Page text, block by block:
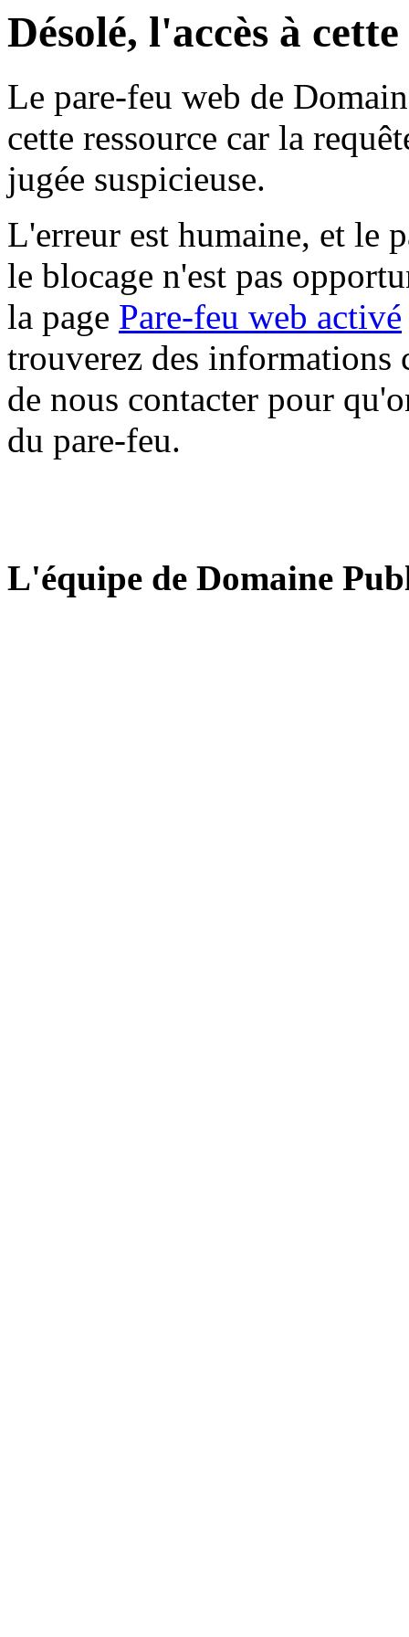
Désolé, l'accès à
Le pare-feu web de
cette ressource car la
jugée suspicieuse.
L'erreur est humaine, et le
le blocage n'est pas
la page Pare-feu web activé
trouverez des informations
de nous contacter pour
du pare-feu.
L'équipe de Domaine